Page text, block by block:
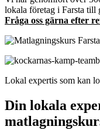
lokala företag i Farsta till
Fråga oss gärna efter
Lokal expertis som kan
Din lokala